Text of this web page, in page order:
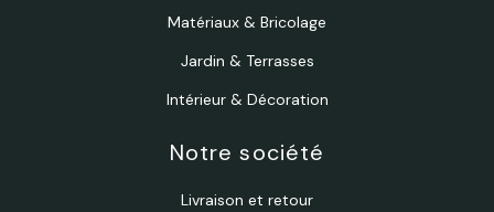
Matériaux & Bricolage
Jardin & Terrasses
Intérieur & Décoration
Notre société
Livraison et retour